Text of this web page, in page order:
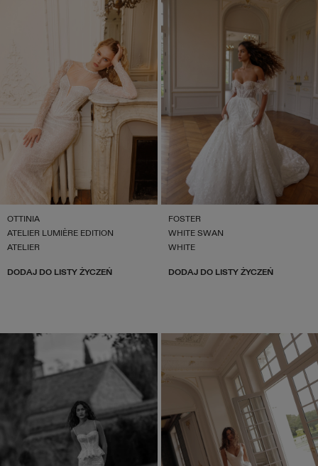
OTTINIA
ATELIER LUMIÈRE EDITION
ATELIER
DODAJ DO LISTY ŻYCZEŃ
FOSTER
WHITE SWAN
WHITE
DODAJ DO LISTY ŻYCZEŃ